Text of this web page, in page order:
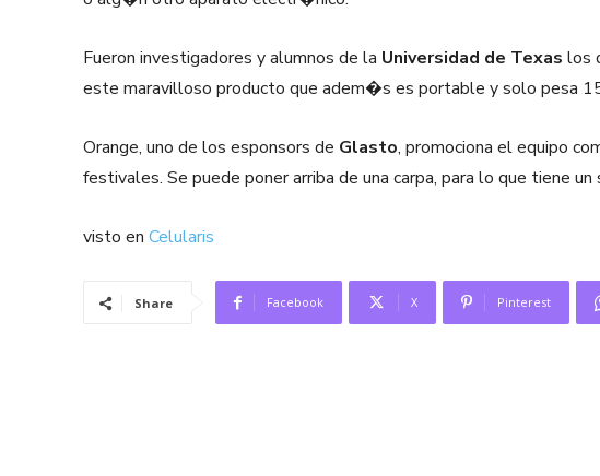
Fueron investigadores y alumnos de la Universidad de Texas los
este maravilloso producto que adem�s es portable y solo pesa
Orange, uno de los esponsors de Glasto, promociona el equipo
festivales. Se puede poner arriba de una carpa, para lo que tiene
visto en Celularis
Share Facebook X Pinterest